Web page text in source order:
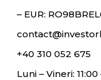
– EUR:
+40 310 052 675
Luni – Vineri: